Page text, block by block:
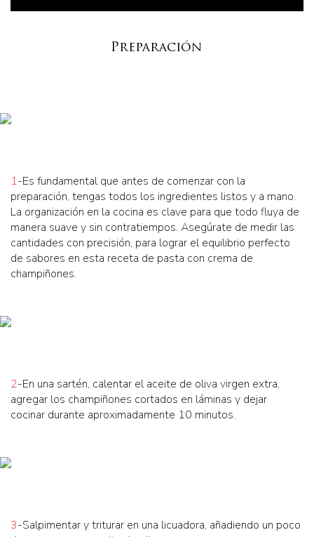
Preparación
1-Es fundamental que antes de comenzar con la
preparación, tengas todos los ingredientes listos y a mano.
La organización en la cocina es clave para que todo fluya de
manera suave y sin contratiempos. Asegúrate de medir las
cantidades con precisión, para lograr el equilibrio perfecto
de sabores en esta receta de pasta con crema de
champiñones.
2-En una sartén, calentar el aceite de oliva virgen extra,
agregar los champiñones cortados en láminas y dejar
cocinar durante aproximadamente 10 minutos.
3-Salpimentar y triturar en una licuadora, añadiendo un poco